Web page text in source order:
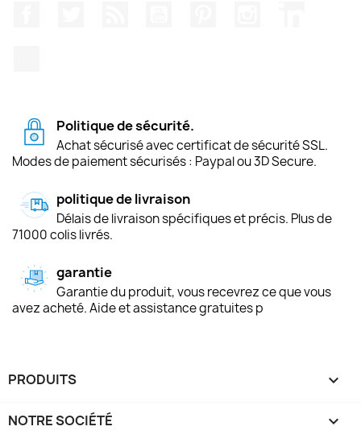
Politique de sécurité.
Achat sécurisé avec certificat de sécurité SSL.
Modes de paiement sécurisés : Paypal ou 3D Secure.
politique de livraison
Délais de livraison spécifiques et précis. Plus de
71000 colis livrés.
garantie
Garantie du produit, vous recevrez ce que vous
avez acheté. Aide et assistance gratuites p
PRODUITS 
NOTRE SOCIÉTÉ 